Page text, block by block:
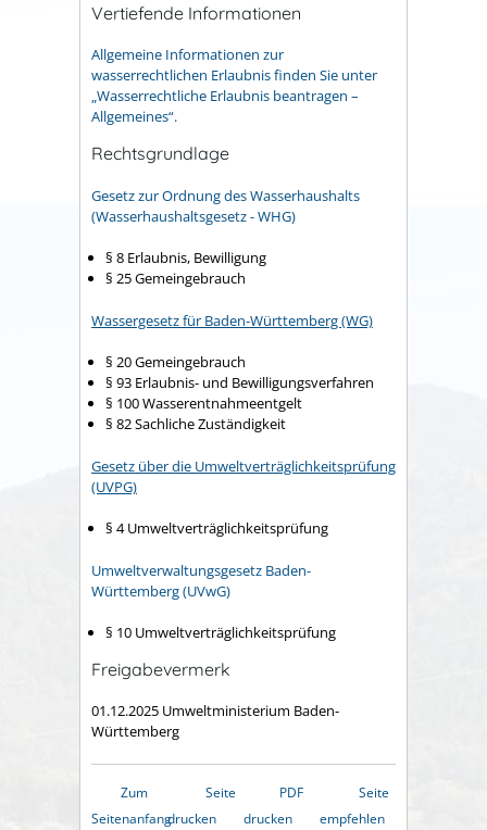
Vertiefende Informationen
Allgemeine Informationen zur
wasserrechtlichen Erlaubnis finden Sie unter
„Wasserrechtliche Erlaubnis beantragen –
Allgemeines“.
Rechtsgrundlage
Gesetz zur Ordnung des Wasserhaushalts
(Wasserhaushaltsgesetz - WHG)
§ 8 Erlaubnis, Bewilligung
§ 25 Gemeingebrauch
Wassergesetz für Baden-Württemberg (WG)
§ 20 Gemeingebrauch
§ 93 Erlaubnis- und Bewilligungsverfahren
§ 100 Wasserentnahmeentgelt
§ 82 Sachliche Zuständigkeit
Gesetz über die Umweltverträglichkeitsprüfung
(UVPG)
§ 4 Umweltverträglichkeitsprüfung
Umweltverwaltungsgesetz Baden-
Württemberg (UVwG)
§ 10 Umweltverträglichkeitsprüfung
Freigabevermerk
01.12.2025 Umweltministerium Baden-
Württemberg
Zum
Seitenanfang
Seite
drucken
PDF
drucken
Seite
empfehlen